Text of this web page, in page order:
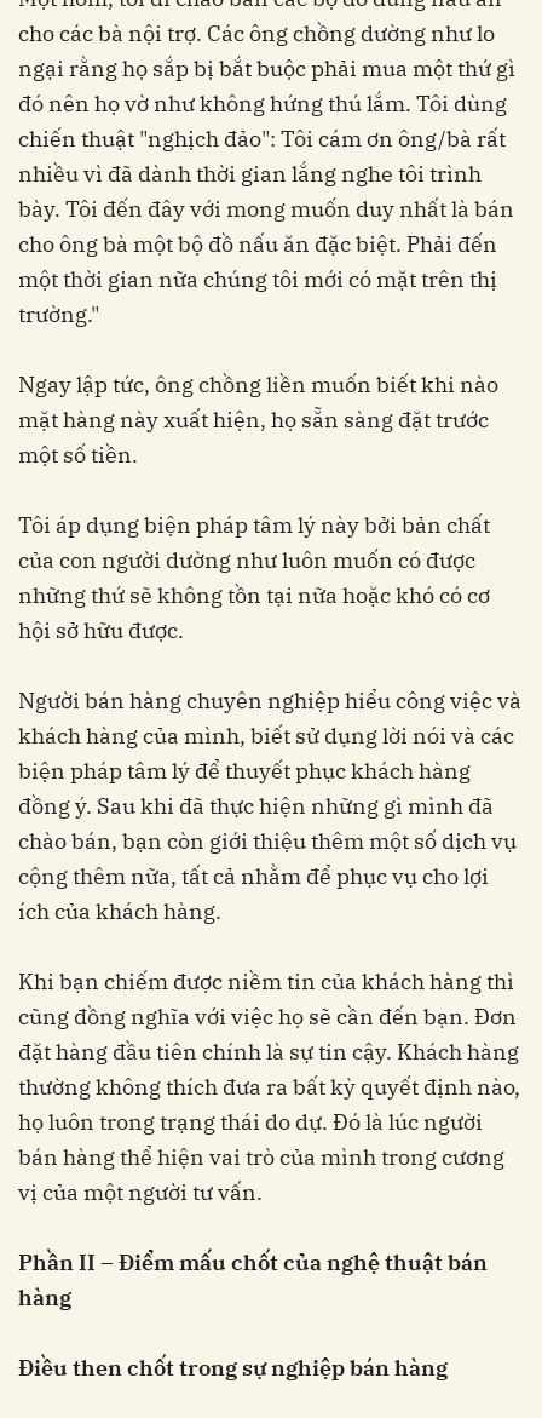
cho các bà nội trợ. Các ông chồng dường như lo
ngại rằng họ sắp bị bắt buộc phải mua một thứ gì
đó nên họ vờ như không hứng thú lắm. Tôi dùng
chiến thuật "nghịch đảo": Tôi cám ơn ông/bà rất
nhiều vì đã dành thời gian lắng nghe tôi trình
bày. Tôi đến đây với mong muốn duy nhất là bán
cho ông bà một bộ đồ nấu ăn đặc biệt. Phải đến
một thời gian nữa chúng tôi mới có mặt trên thị
trường."
Ngay lập tức, ông chồng liền muốn biết khi nào
mặt hàng này xuất hiện, họ sẵn sàng đặt trước
một số tiền.
Tôi áp dụng biện pháp tâm lý này bởi bản chất
của con người dường như luôn muốn có được
những thứ sẽ không tồn tại nữa hoặc khó có cơ
hội sở hữu được.
Người bán hàng chuyên nghiệp hiểu công việc và
khách hàng của mình, biết sử dụng lời nói và các
biện pháp tâm lý để thuyết phục khách hàng
đồng ý. Sau khi đã thực hiện những gì mình đã
chào bán, bạn còn giới thiệu thêm một số dịch vụ
cộng thêm nữa, tất cả nhằm để phục vụ cho lợi
ích của khách hàng.
Khi bạn chiếm được niềm tin của khách hàng thì
cũng đồng nghĩa với việc họ sẽ cần đến bạn. Đơn
đặt hàng đầu tiên chính là sự tin cậy. Khách hàng
thường không thích đưa ra bất kỳ quyết định nào,
họ luôn trong trạng thái do dự. Đó là lúc người
bán hàng thể hiện vai trò của mình trong cương
vị của một người tư vấn.
Phần II – Điểm mấu chốt của nghệ thuật bán
hàng
Điều then chốt trong sự nghiệp bán hàng